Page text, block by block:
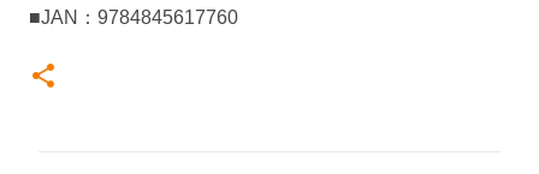
■JAN：9784845617760